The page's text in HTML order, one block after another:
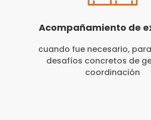
Acompañamiento de
cuando fue necesario,
desafíos concretos de
coordinación